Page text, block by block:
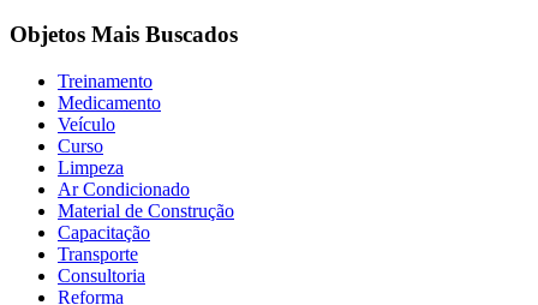
Objetos Mais Buscados
Treinamento
Medicamento
Veículo
Curso
Limpeza
Ar Condicionado
Material de Construção
Capacitação
Transporte
Consultoria
Reforma